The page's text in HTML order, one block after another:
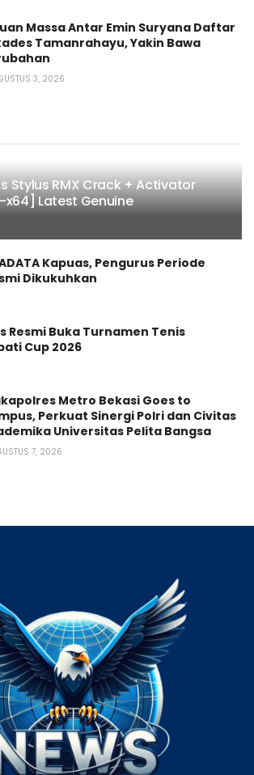
Massa Antar Emin Suryana Daftar
Tamanrahayu, Yakin Bawa
3, 2026
Stylus RMX Crack + Activator
Latest Genuine
Kapuas, Pengurus Periode
Dikukuhkan
Resmi Buka Turnamen Tenis
Cup 2026
Metro Bekasi Goes to
Perkuat Sinergi Polri dan Civitas
Universitas Pelita Bangsa
7, 2026